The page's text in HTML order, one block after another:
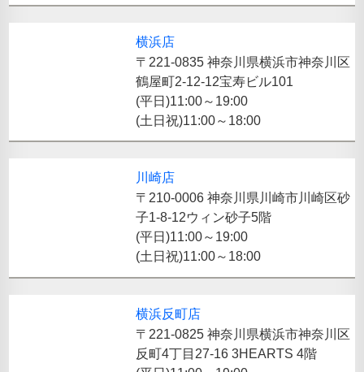
横浜店
〒221-0835 神奈川県横浜市神奈川区
鶴屋町2-12-12宝寿ビル101
(平日)11:00～19:00
(土日祝)11:00～18:00
川崎店
〒210-0006 神奈川県川崎市川崎区砂
子1-8-12ウィン砂子5階
(平日)11:00～19:00
(土日祝)11:00～18:00
横浜反町店
〒221-0825 神奈川県横浜市神奈川区
反町4丁目27-16 3HEARTS 4階